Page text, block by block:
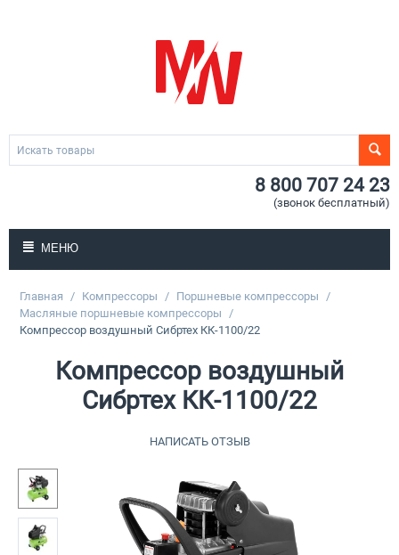
8 800 707 24 23
(звонок бесплатный)
МЕНЮ
Главная / Компрессоры / Поршневые компрессоры /
Масляные поршневые компрессоры /
Компрессор воздушный Сибртех КК-1100/22
Компрессор воздушный
Сибртех КК-1100/22
НАПИСАТЬ ОТЗЫВ